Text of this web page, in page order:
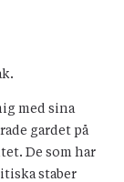
med sina
gardet på
De som har
staber